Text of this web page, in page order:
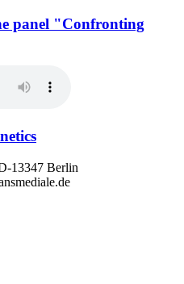
panel "Confronting
13347 Berlin